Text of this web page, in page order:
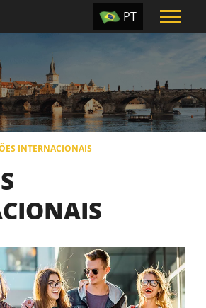
TR
PT
UA
INTERNACIONAIS